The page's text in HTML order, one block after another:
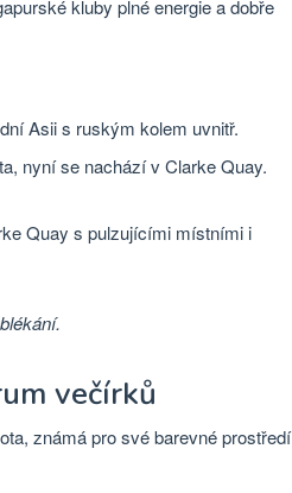
kluby plné energie a dobře
Asii s ruským kolem uvnitř.
nyní se nachází v Clarke Quay.
Quay s pulzujícími místními i
večírků
známá pro své barevné prostředí